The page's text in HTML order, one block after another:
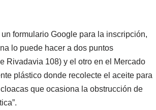
formulario Google para la inscripción,
lo puede hacer a dos puntos
Rivadavia 108) y el otro en el Mercado
plástico donde recolecte el aceite para
que ocasiona la obstrucción de